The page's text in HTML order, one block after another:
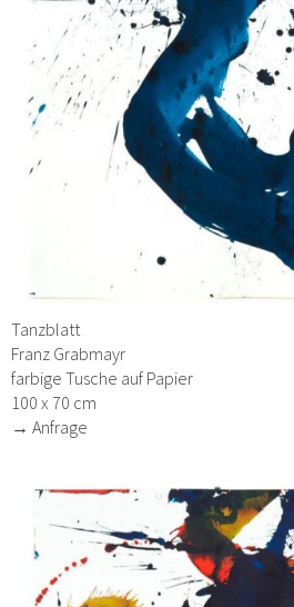
Tanzblatt
Franz Grabmayr
farbige Tusche auf Papier
100 x 70 cm
→ Anfrage